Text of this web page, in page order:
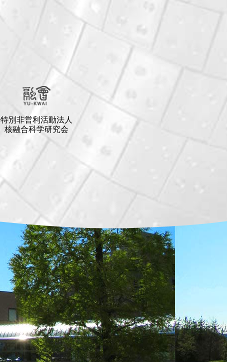
特別非営利活動法人
核融合科学研究会